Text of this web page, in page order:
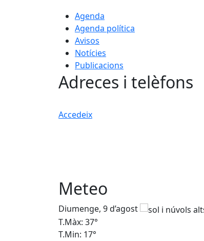
Agenda
Agenda política
Avisos
Notícies
Publicacions
Adreces i telèfons
Accedeix
Meteo
Diumenge, 9 d’agost
T.Màx: 37°
T.Min: 17°